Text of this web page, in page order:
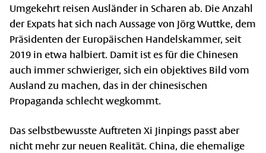
Umgekehrt reisen Ausländer in Scharen ab. Die Anzahl
der Expats hat sich nach Aussage von Jörg Wuttke, dem
Präsidenten der Europäischen Handelskammer, seit
2019 in etwa halbiert. Damit ist es für die Chinesen
auch immer schwieriger, sich ein objektives Bild vom
Ausland zu machen, das in der chinesischen
Propaganda schlecht wegkommt.
Das selbstbewusste Auftreten Xi Jinpings passt aber
nicht mehr zur neuen Realität. China, die ehemalige